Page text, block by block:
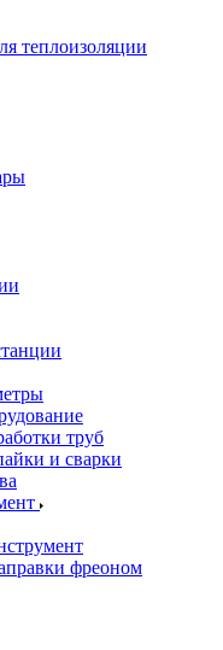
теплоизоляции
труб
и сварки
фреоном